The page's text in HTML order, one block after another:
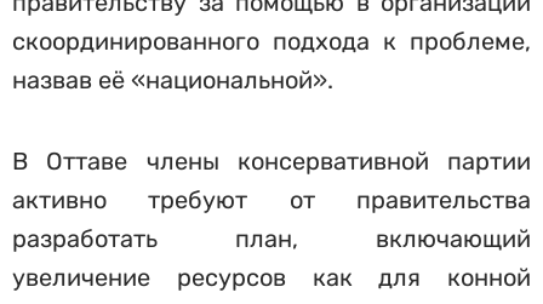
скоординированного подхода к проблеме,
назвав её «национальной».
В Оттаве члены консервативной партии
активно требуют от правительства
разработать план, включающий
увеличение ресурсов как для конной